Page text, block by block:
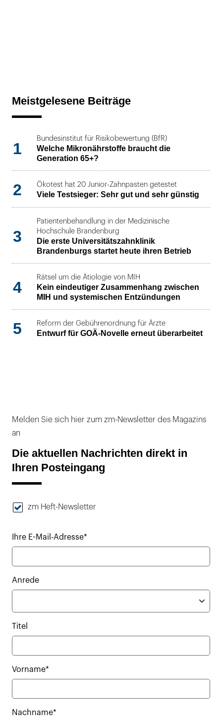
Meistgelesene Beiträge
1
Bundesinstitut für Risikobewertung (BfR)
Welche Mikronährstoffe braucht die
Generation 65+?
2 Ökotest hat 20 Junior-Zahnpasten getestet
Viele Testsieger: Sehr gut und sehr günstig
3
Patientenbehandlung in der Medizinische
Hochschule Brandenburg
Die erste Universitätszahnklinik
Brandenburgs startet heute ihren Betrieb
4
Rätsel um die Ätiologie von MIH
Kein eindeutiger Zusammenhang zwischen
MIH und systemischen Entzündungen
5 Reform der Gebührenordnung für Ärzte
Entwurf für GOÄ-Novelle erneut überarbeitet
Melden Sie sich hier zum zm-Newsletter des Magazins
an
Die aktuellen Nachrichten direkt in
Ihren Posteingang
zm Heft-Newsletter
Ihre E-Mail-Adresse*
Anrede
Titel
Vorname*
Nachname*